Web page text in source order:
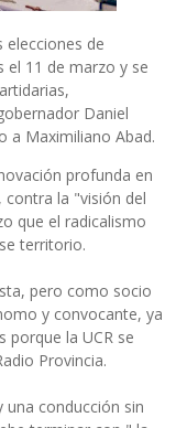
elecciones de
el 11 de marzo y se
Daniel
a Maximiliano Abad.
profunda en
contra la "visión del
que el radicalismo
territorio.
pero como socio
y convocante, ya
la UCR se
Provincia.
una conducción sin